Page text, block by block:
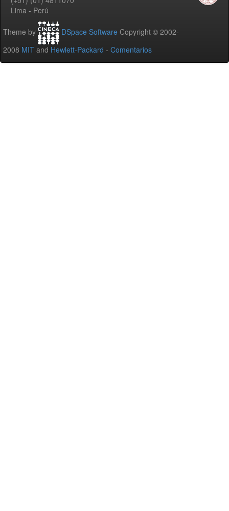
Lima - Perú
Theme by DSpace Software Copyright © 2002-
2008 MIT and Hewlett-Packard - Comentarios